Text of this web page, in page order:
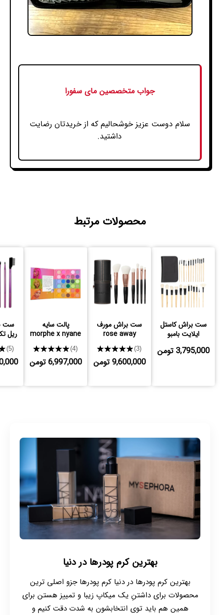
جواب متخصصین مای سفورا
سلام دوست عزیز خوشحالیم که از خریدتان رضایت
داشتید.
محصولات مرتبط
ست براش کاستل
ایلایت بامبو
3,795,000 تومن
ست براش مورف
rose away
★★★★★(3)
9,600,000 تومن
پالت سایه
morphe x nyane
★★★★★(4)
6,997,000 تومن
ست
ریل
(5)
بهترین کرم پودرها در دنیا
بهترین کرم پودرها در دنیا کرم پودرها جزو اصلی ترین
محصولات برای داشتنِ یک میکاپ زیبا و تمییز هستن برای
همین هم باید توی انتخابشون به شدت دقت کنیم و